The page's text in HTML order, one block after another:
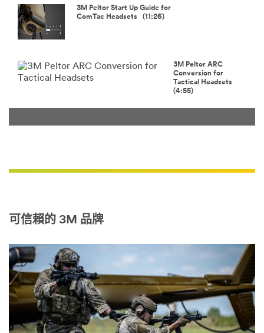
Video
3M Peltor Start Up Guide for
ComTac Headsets (11:26)
3M Peltor ARC
Conversion for
Tactical Headsets
(4:55)
可信賴的 3M 品牌